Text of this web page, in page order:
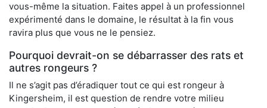
vous-même la situation. Faites appel à un professionnel
expérimenté dans le domaine, le résultat à la fin vous
ravira plus que vous ne le pensiez.
Pourquoi devrait-on se débarrasser des rats et
autres rongeurs ?
Il ne s’agit pas d’éradiquer tout ce qui est rongeur à
Kingersheim, il est question de rendre votre milieu